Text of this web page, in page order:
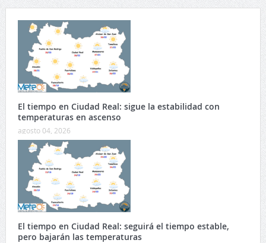
El tiempo en Ciudad Real: sigue la estabilidad con
temperaturas en ascenso
agosto 04, 2026
El tiempo en Ciudad Real: seguirá el tiempo estable,
pero bajarán las temperaturas